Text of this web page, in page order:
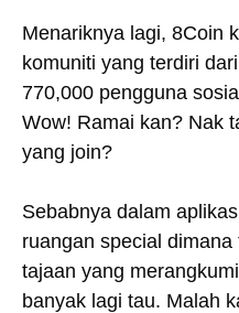
Menariknya lagi, 8Coin
komuniti yang terdiri
770,000 pengguna
Wow! Ramai kan? Nak
yang join?
Sebabnya dalam
ruangan special
tajaan yang
banyak lagi tau. Malah